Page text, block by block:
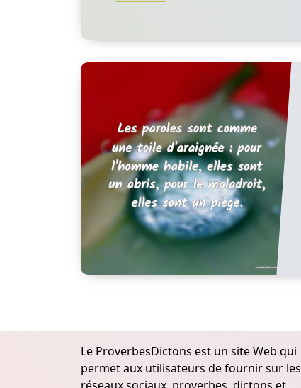
Le ProverbesDictons est un site Web qui
permet aux utilisateurs de fournir sur les